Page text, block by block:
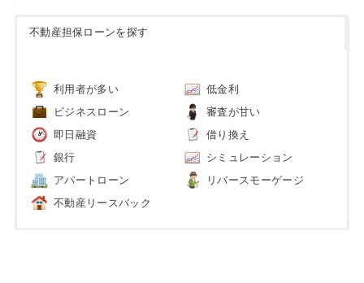
不動産担保ローンを探す
利用者が多い 低金利
ビジネスローン 審査が甘い
即日融資 借り換え
銀行 シミュレーション
アパートローン リバースモーゲージ
不動産リースバック